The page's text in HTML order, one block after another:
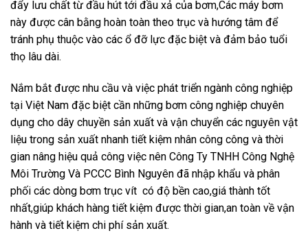
đẩy lưu chất từ đầu hút tới đầu xả của bơm,Các máy bơm
này được cân bằng hoàn toàn theo trục và hướng tâm để
tránh phụ thuộc vào các ổ đỡ lực đặc biệt và đảm bảo tuổi
thọ lâu dài.
Nắm bắt được nhu cầu và việc phát triển ngành công nghiệp
tại Việt Nam đặc biệt cần những bơm công nghiệp chuyên
dụng cho dây chuyền sản xuất và vận chuyển các nguyên vật
liệu trong sản xuất nhanh tiết kiệm nhân công công và thời
gian nâng hiệu quả công việc nên Công Ty TNHH Công Nghệ
Môi Trường Và PCCC Bình Nguyên đã nhập khẩu và phân
phối các dòng bơm trục vít có độ bền cao,giá thành tốt
nhất,giúp khách hàng tiết kiệm được thời gian,an toàn về vận
hành và tiết kiệm chi phí sản xuất.